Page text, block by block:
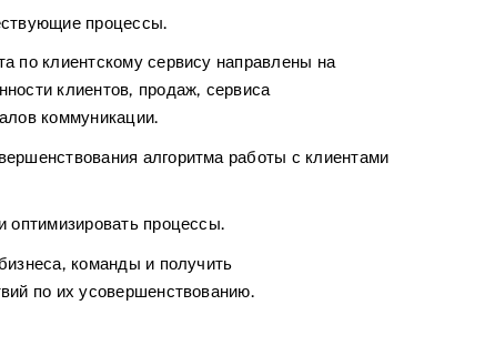
процессы.
по клиентскому сервису направлены на
клиентов, продаж, сервиса
коммуникации.
алгоритма работы с клиентами
оптимизировать процессы.
команды и получить
по их усовершенствованию.